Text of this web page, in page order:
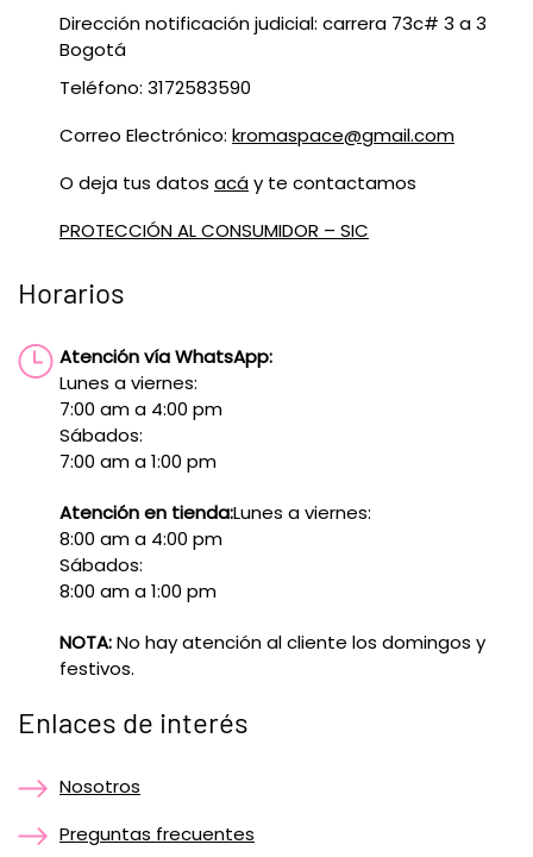
Dirección notificación judicial: carrera 73c# 3 a 3
Bogotá
Teléfono: 3172583590
Correo Electrónico: kromaspace@gmail.com
O deja tus datos acáy te contactamos
PROTECCIÓN AL CONSUMIDOR – SIC
Horarios
Atención vía WhatsApp:
Lunes a viernes:
7:00 am a 4:00 pm
Sábados:
7:00 am a 1:00 pm
Atención en tienda:Lunes a viernes:
8:00 am a 4:00 pm
Sábados:
8:00 am a 1:00 pm
NOTA:No hay atención al cliente los domingos y
festivos.
Enlaces de interés
Nosotros
Preguntas frecuentes